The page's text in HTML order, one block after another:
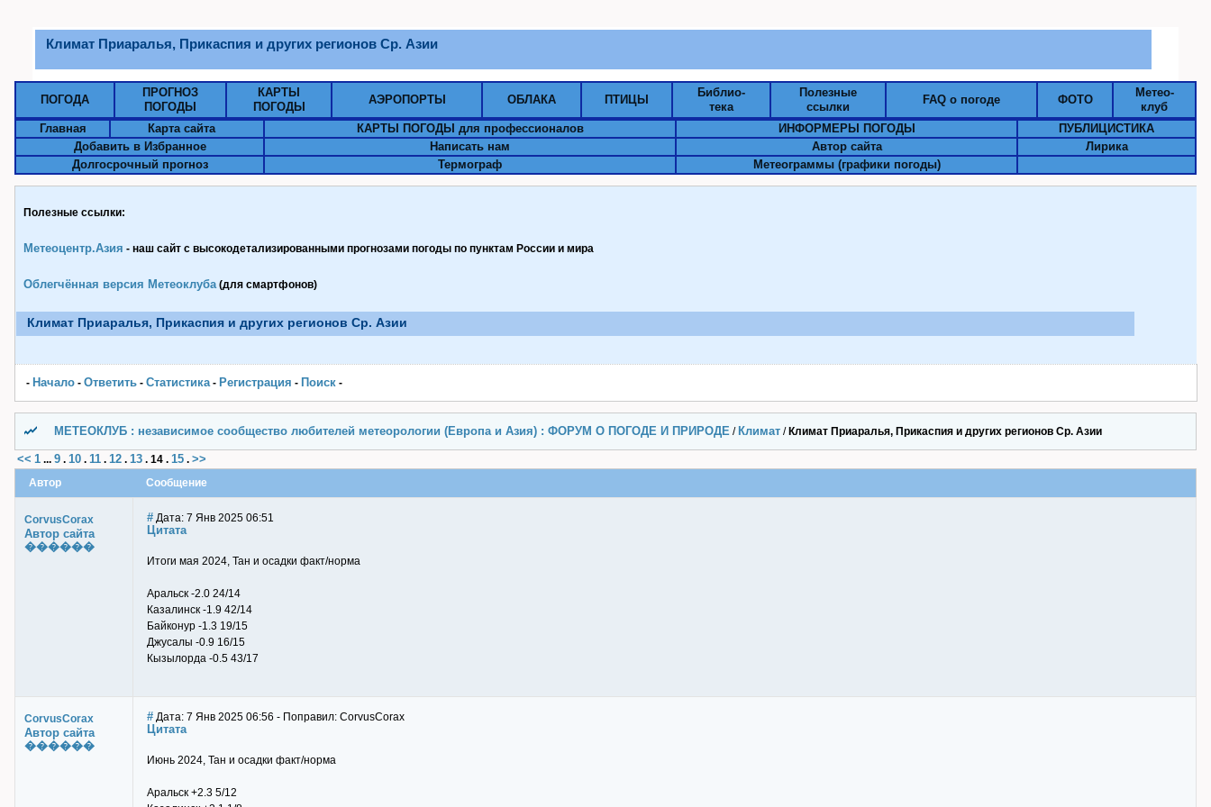
Климат Приаралья, Прикаспия и других регионов Ср. Азии
ПОГОДА
ПРОГНОЗ
ПОГОДЫ
КАРТЫ
ПОГОДЫ
АЭРОПОРТЫ ОБЛАКА ПТИЦЫ
Библио-
тека
Полезные
ссылки
FAQ о погоде ФОТО
Метео-
клуб
Главная
Карта сайта КАРТЫ ПОГОДЫ для профессионалов ИНФОРМЕРЫ ПОГОДЫ
ПУБЛИЦИСТИКА
Добавить в Избранное
Написать нам Автор сайта
Лирика
Долгосрочный прогноз
Термограф Метеограммы (графики погоды)
Полезные ссылки:
Метеоцентр.Азия - наш сайт с высокодетализированными прогнозами погоды по пунктам Pоссии и мира
Облегчённая версия Метеоклуба(для смартфонов)
Климат Приаралья, Прикаспия и других регионов Ср. Азии
- Начало - Ответить - Статистика- Pегистрация - Поиск -
МЕТЕОКЛУБ : независимое сообщество любителей метеорологии (Европа и Азия) : ФОРУМ О ПОГОДЕ И ПРИРОДЕ / Климат / Климат Приаралья, Прикаспия и других регионов Ср. Азии
<< 1 ... 9 . 10 . 11 . 12 . 13 . 14 . 15 . >>
Автор Сообщение
CorvusCorax
Автор сайта
������
# Дата: 7 Янв 2025 06:51
Цитата
Итоги мая 2024, Тан и осадки факт/норма
Аральск -2.0 24/14
Казалинск -1.9 42/14
Байконур -1.3 19/15
Джусалы -0.9 16/15
Кызылорда -0.5 43/17
CorvusCorax
Автор сайта
������
# Дата: 7 Янв 2025 06:56 - Поправил: CorvusCorax
Цитата
Июнь 2024, Тан и осадки факт/норма
Аральск +2.3 5/12